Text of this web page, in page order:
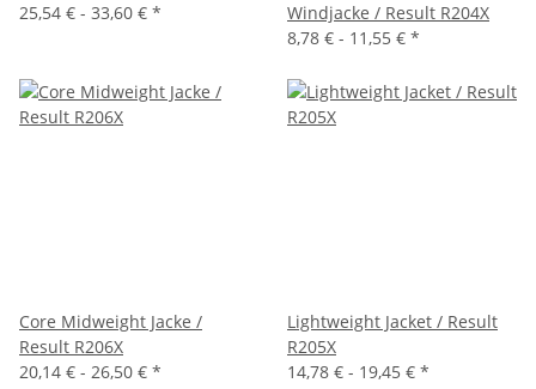
25,54 € - 33,60 € *
Windjacke / Result R204X
8,78 € - 11,55 € *
Core Midweight Jacke /
Result R206X
20,14 € - 26,50 € *
Lightweight Jacket / Result
R205X
14,78 € - 19,45 € *